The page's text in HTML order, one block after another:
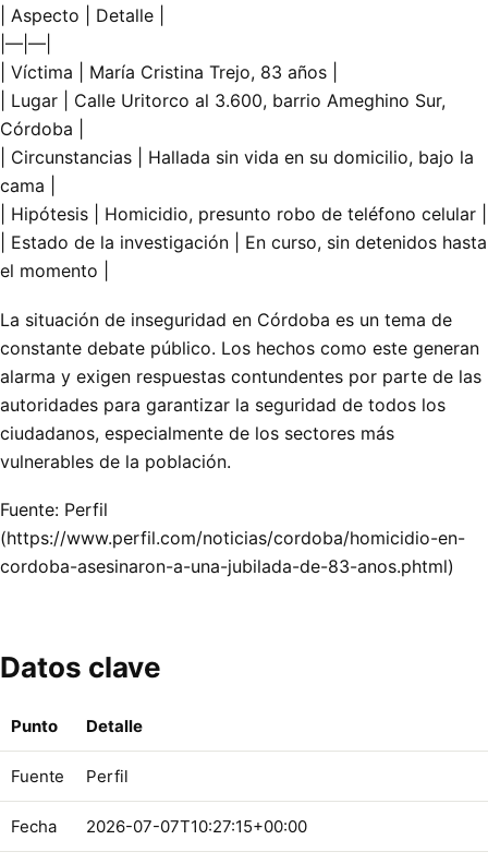
| Aspecto | Detalle |
|—|—|
| Víctima | María Cristina Trejo, 83 años |
| Lugar | Calle Uritorco al 3.600, barrio Ameghino Sur,
Córdoba |
| Circunstancias | Hallada sin vida en su domicilio, bajo la
cama |
| Hipótesis | Homicidio, presunto robo de teléfono celular |
| Estado de la investigación | En curso, sin detenidos hasta
el momento |
La situación de inseguridad en Córdoba es un tema de
constante debate público. Los hechos como este generan
alarma y exigen respuestas contundentes por parte de las
autoridades para garantizar la seguridad de todos los
ciudadanos, especialmente de los sectores más
vulnerables de la población.
Fuente: Perfil
(https://www.perfil.com/noticias/cordoba/homicidio-en-
cordoba-asesinaron-a-una-jubilada-de-83-anos.phtml)
Datos clave
Punto Detalle
Fuente Perfil
Fecha 2026-07-07T10:27:15+00:00